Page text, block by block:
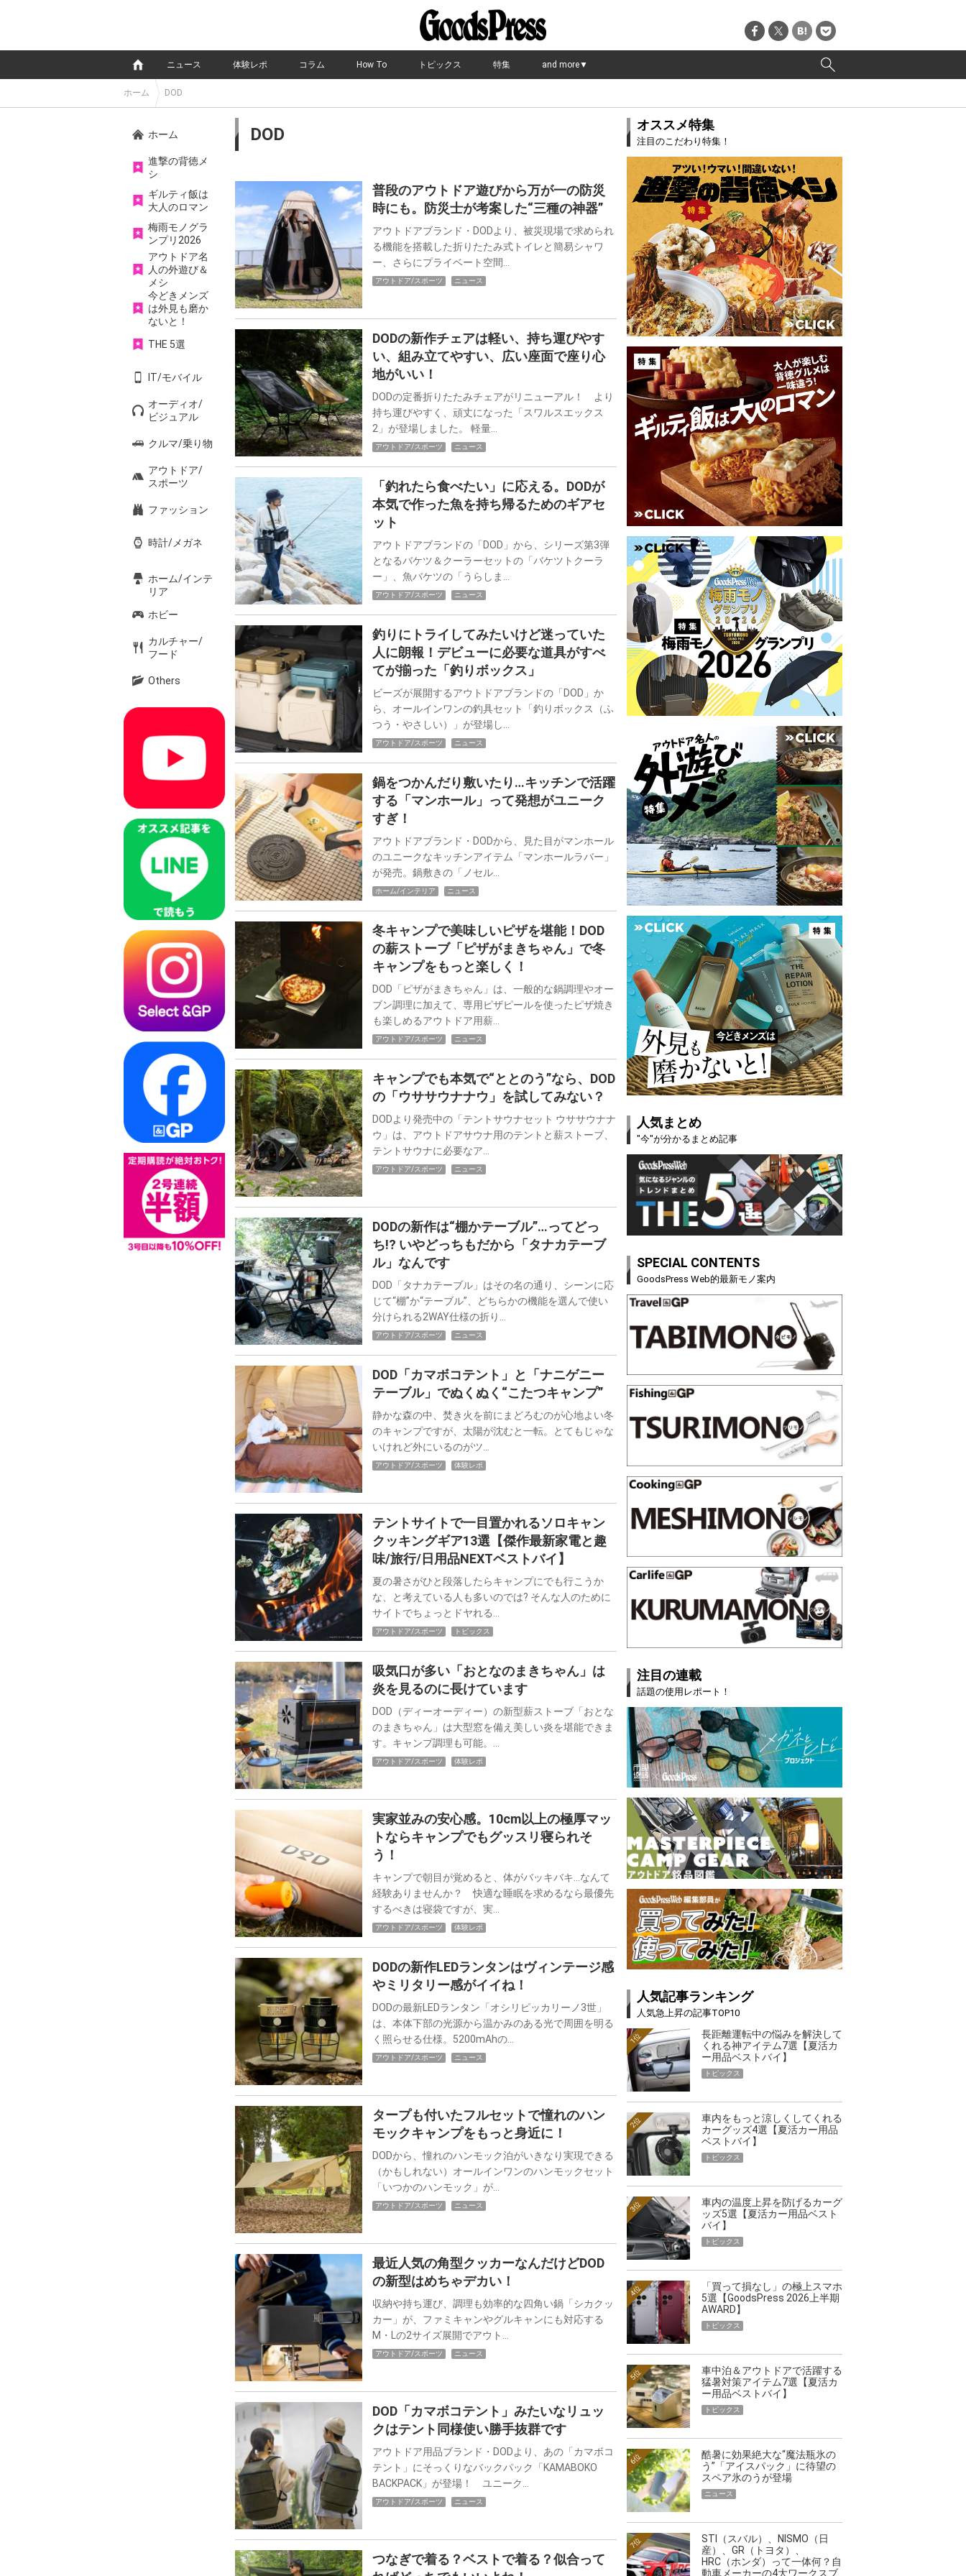
ニュース 体験レポ コラム How To トピックス 特集 and more▼
ホーム DOD
ホーム
進撃の背徳メ
シ
ギルティ飯は
大人のロマン
梅雨モノグラ
ンプリ2026
アウトドア名
人の外遊び＆
メシ
今どきメンズ
は外見も磨か
ないと！
THE 5選
IT/モバイル
オーディオ/
ビジュアル
クルマ/乗り物
アウトドア/
スポーツ
ファッション
時計/メガネ
ホーム/インテ
リア
ホビー
カルチャー/
フード
Others
DOD
普段のアウトドア遊びから万が一の防災
時にも。防災士が考案した“三種の神器”
アウトドアブランド・DODより、被災現場で求められ
る機能を搭載した折りたたみ式トイレと簡易シャワ
ー、さらにプライベート空間…
アウトドア/スポーツ ニュース
DODの新作チェアは軽い、持ち運びやす
い、組み立てやすい、広い座面で座り心
地がいい！
DODの定番折りたたみチェアがリニューアル！ より
持ち運びやすく、頑丈になった「スワルスエックス
2」が登場しました。 軽量…
アウトドア/スポーツ ニュース
「釣れたら食べたい」に応える。DODが
本気で作った魚を持ち帰るためのギアセ
ット
アウトドアブランドの「DOD」から、シリーズ第3弾
となるバケツ＆クーラーセットの「バケツトクーラ
ー」、魚バケツの「うらしま…
アウトドア/スポーツ ニュース
釣りにトライしてみたいけど迷っていた
人に朗報！デビューに必要な道具がすべ
てが揃った「釣りボックス」
ビーズが展開するアウトドアブランドの「DOD」か
ら、オールインワンの釣具セット「釣りボックス（ふ
つう・やさしい）」が登場し…
アウトドア/スポーツ ニュース
鍋をつかんだり敷いたり…キッチンで活躍
する「マンホール」って発想がユニーク
すぎ！
アウトドアブランド・DODから、見た目がマンホール
のユニークなキッチンアイテム「マンホールラバー」
が発売。鍋敷きの「ノセル…
ホーム/インテリア ニュース
冬キャンプで美味しいピザを堪能！DOD
の薪ストーブ「ピザがまきちゃん」で冬
キャンプをもっと楽しく！
DOD「ピザがまきちゃん」は、一般的な鍋調理やオー
ブン調理に加えて、専用ピザピールを使ったピザ焼き
も楽しめるアウトドア用薪…
アウトドア/スポーツ ニュース
キャンプでも本気で“ととのう”なら、DOD
の「ウササウナナウ」を試してみない？
DODより発売中の「テントサウナセット ウササウナナ
ウ」は、アウトドアサウナ用のテントと薪ストーブ、
テントサウナに必要なア…
アウトドア/スポーツ ニュース
DODの新作は“棚かテーブル”…ってどっ
ち!? いやどっちもだから「タナカテーブ
ル」なんです
DOD「タナカテーブル」はその名の通り、シーンに応
じて“棚”か“テーブル”、どちらかの機能を選んで使い
分けられる2WAY仕様の折り…
アウトドア/スポーツ ニュース
DOD「カマボコテント」と「ナニゲニー
テーブル」でぬくぬく“こたつキャンプ”
静かな森の中、焚き火を前にまどろむのが心地よい冬
のキャンプですが、太陽が沈むと一転。とてもじゃな
いけれど外にいるのがツ…
アウトドア/スポーツ 体験レポ
テントサイトで一目置かれるソロキャン
クッキングギア13選【傑作最新家電と趣
味/旅行/日用品NEXTベストバイ】
夏の暑さがひと段落したらキャンプにでも行こうか
な、と考えている人も多いのでは? そんな人のために
サイトでちょっとドヤれる…
アウトドア/スポーツ トピックス
吸気口が多い「おとなのまきちゃん」は
炎を見るのに長けています
DOD（ディーオーディー）の新型薪ストーブ「おとな
のまきちゃん」は大型窓を備え美しい炎を堪能できま
す。キャンプ調理も可能。…
アウトドア/スポーツ 体験レポ
実家並みの安心感。10cm以上の極厚マッ
トならキャンプでもグッスリ寝られそ
う！
キャンプで朝目が覚めると、体がバッキバキ…なんて
経験ありませんか？ 快適な睡眠を求めるなら最優先
するべきは寝袋ですが、実…
アウトドア/スポーツ 体験レポ
DODの新作LEDランタンはヴィンテージ感
やミリタリー感がイイね！
DODの最新LEDランタン「オシリピッカリーノ3世」
は、本体下部の光源から温かみのある光で周囲を明る
く照らせる仕様。5200mAhの…
アウトドア/スポーツ ニュース
タープも付いたフルセットで憧れのハン
モックキャンプをもっと身近に！
DODから、憧れのハンモック泊がいきなり実現できる
（かもしれない）オールインワンのハンモックセット
「いつかのハンモック」が…
アウトドア/スポーツ ニュース
最近人気の角型クッカーなんだけどDOD
の新型はめちゃデカい！
収納や持ち運び、調理も効率的な四角い鍋「シカクッ
カー」が、ファミキャンやグルキャンにも対応する
M・Lの2サイズ展開でアウト…
アウトドア/スポーツ ニュース
DOD「カマボコテント」みたいなリュッ
クはテント同様使い勝手抜群です
アウトドア用品ブランド・DODより、あの「カマボコ
テント」にそっくりなバックパック「KAMABOKO
BACKPACK」が登場！ ユニーク…
アウトドア/スポーツ ニュース
つなぎで着る？ベストで着る？似合って
オススメ特集
注目のこだわり特集！
人気まとめ
"今"が分かるまとめ記事
SPECIAL CONTENTS
GoodsPress Web的最新モノ案内
注目の連載
話題の使用レポート！
人気記事ランキング
人気急上昇の記事TOP10
長距離運転中の悩みを解決して
くれる神アイテム7選【夏活カ
ー用品ベストバイ】
1位
トピックス
車内をもっと涼しくしてくれる
カーグッズ4選【夏活カー用品
ベストバイ】
2位
トピックス
車内の温度上昇を防げるカーグ
ッズ5選【夏活カー用品ベスト
バイ】
3位
トピックス
「買って損なし」の極上スマホ
5選【GoodsPress 2026上半期
AWARD】
4位
トピックス
車中泊＆アウトドアで活躍する
猛暑対策アイテム7選【夏活カ
ー用品ベストバイ】
5位
トピックス
酷暑に効果絶大な“魔法瓶氷の
う”「アイスパック」に待望の
スペア氷のうが登場
6位
ニュース
STI（スバル）、NISMO（日
産）、GR（トヨタ）、
HRC（ホンダ）って一体何？自
動車メーカーの4大ワークスブ
7位